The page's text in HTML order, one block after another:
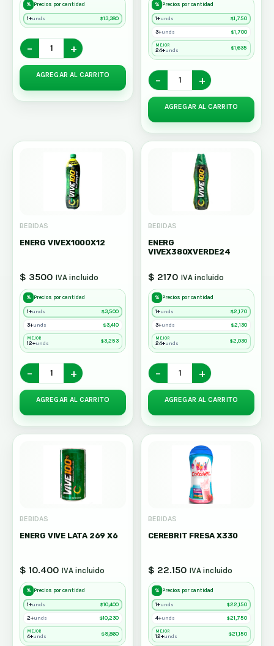
% Precios por cantidad
1+unds $13,380
− +
AGREGAR AL CARRITO
% Precios por cantidad
1+unds $1,750
3+unds $1,700
MEJOR
24+unds $1,635
− +
AGREGAR AL CARRITO
BEBIDAS
ENERG VIVEX1000X12
$ 3500 IVA incluido
% Precios por cantidad
1+unds $3,500
3+unds $3,410
MEJOR
12+unds $3,253
− +
AGREGAR AL CARRITO
BEBIDAS
ENERG
VIVEX380XVERDE24
$ 2170 IVA incluido
% Precios por cantidad
1+unds $2,170
3+unds $2,130
MEJOR
24+unds $2,030
− +
AGREGAR AL CARRITO
BEBIDAS
ENERG VIVE LATA 269 X6
$ 10.400 IVA incluido
% Precios por cantidad
1+unds $10,400
2+unds $10,230
MEJOR
4+unds $9,860
BEBIDAS
CEREBRIT FRESA X330
$ 22.150 IVA incluido
% Precios por cantidad
1+unds $22,150
4+unds $21,750
MEJOR
12+unds $21,150